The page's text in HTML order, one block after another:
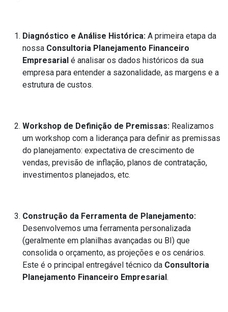
Diagnóstico e Análise Histórica: A primeira etapa da
nossa Consultoria Planejamento Financeiro
Empresarial é analisar os dados históricos da sua
empresa para entender a sazonalidade, as margens e a
estrutura de custos.
Workshop de Definição de Premissas: Realizamos
um workshop com a liderança para definir as premissas
do planejamento: expectativa de crescimento de
vendas, previsão de inflação, planos de contratação,
investimentos planejados, etc.
Construção da Ferramenta de Planejamento:
Desenvolvemos uma ferramenta personalizada
(geralmente em planilhas avançadas ou BI) que
consolida o orçamento, as projeções e os cenários.
Este é o principal entregável técnico da Consultoria
Planejamento Financeiro Empresarial.